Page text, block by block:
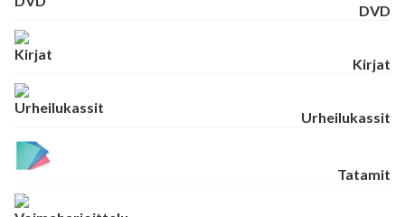
DVD
Kirjat
Urheilukassit
Tatamit